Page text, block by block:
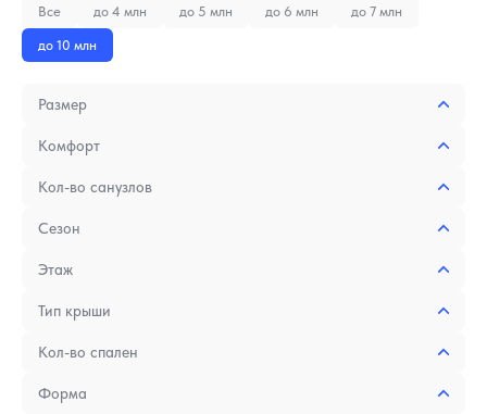
Все до 4 млн до 5 млн до 6 млн до 7 млн
до 10 млн
Размер
Комфорт
Кол-во санузлов
Сезон
Этаж
Тип крыши
Кол-во спален
Форма